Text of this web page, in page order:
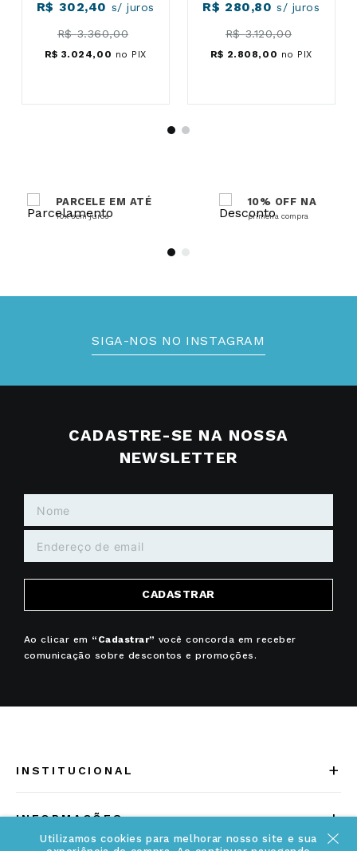
Utilizamos cookies para melhorar nosso site e sua
R$ 302,40 s/ juros
R$ 3.360,00
R$ 3. 024, 00 no PIX
R$ 280,80 s/ juros
R$ 3.120,00
R$ 2. 808, 00 no PIX
PARCELE EM ATÉ
10x sem juros
10% OFF NA
primeira compra
SIGA-NOS NO INSTAGRAM
CADASTRE-SE NA NOSSA
NEWSLETTER
CADASTRAR
Ao clicar em “Cadastrar” você concorda em receber
comunicação sobre descontos e promoções.
INSTITUCIONAL +
Acesse Nosso Blog
INFORMAÇÕES +